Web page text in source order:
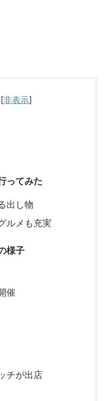
[非表示]
ってみた
出し物
ルメも充実
様子
催
チが出店